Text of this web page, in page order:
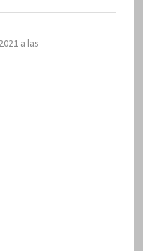
a las